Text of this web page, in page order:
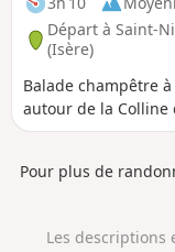
le Marais de la
un peu d'enrobé
Départ à Saint-
(Isère)
Balade champêtre
autour de la Colline
Pour plus de
Les descriptions